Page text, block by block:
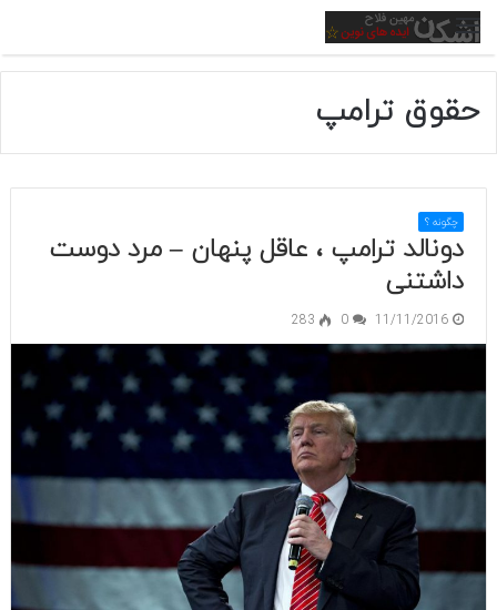
منو
حقوق ترامپ
چگونه ؟
دونالد ترامپ ، عاقل پنهان – مرد دوست
داشتنی
11/11/2016
0
283